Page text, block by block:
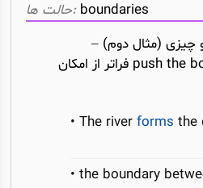
boundaries
چیزی (مثال دوم) –
boundaries حد و مرز در رفتار یا حریم شخصی و غیره (مثال سوم و چهارم) - push the boundaries/limits فراتر از امکان
The river forms the
the boundary